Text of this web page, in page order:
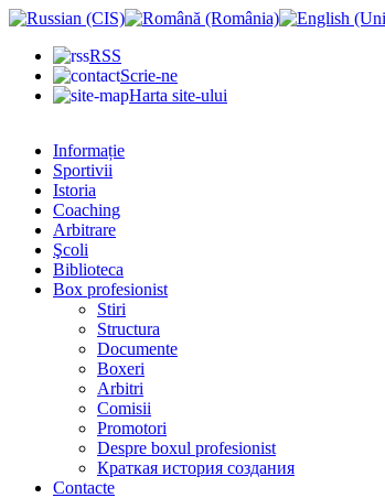
RSS
Scrie-ne
Harta site-ului
Informație
Sportivii
Istoria
Coaching
Arbitrare
Şcoli
Biblioteca
Box profesionist
Stiri
Structura
Documente
Boxeri
Arbitri
Comisii
Promotori
Despre boxul profesionist
Краткая история создания
Contacte